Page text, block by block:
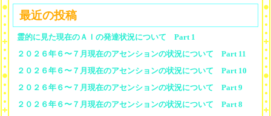
最近の投稿
霊的に見た現在のＡＩの発達状況について Part 1
２０２６年６〜７月現在のアセンションの状況について Part 11
２０２６年６〜７月現在のアセンションの状況について Part 10
２０２６年６〜７月現在のアセンションの状況について Part 9
２０２６年６〜７月現在のアセンションの状況について Part 8